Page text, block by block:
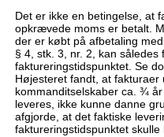
Det er ikke en betingelse, at
opkrævede moms er betalt.
der er købt på afbetaling
§ 4, stk. 3, nr. 2, kan således
faktureringstidspunktet. Se
Højesteret fandt, at fakturaer
kommanditselskaber ca. ¾
leveres, ikke kunne danne
afgjorde, at det faktiske
faktureringstidspunktet skulle